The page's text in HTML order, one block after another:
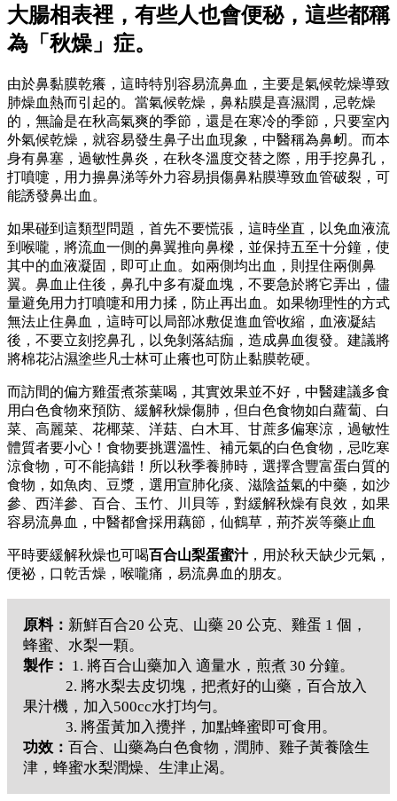
大腸相表裡，有些人也會便秘，這些都稱
為「秋燥」症。
由於鼻黏膜乾癢，這時特別容易流鼻血，主要是氣候乾燥導致
肺燥血熱而引起的。當氣候乾燥，鼻粘膜是喜濕潤，忌乾燥
的，無論是在秋高氣爽的季節，還是在寒冷的季節，只要室內
外氣候乾燥，就容易發生鼻子出血現象，中醫稱為鼻衂。而本
身有鼻塞，過敏性鼻炎，在秋冬溫度交替之際，用手挖鼻孔，
打噴嚏，用力擤鼻涕等外力容易損傷鼻粘膜導致血管破裂，可
能誘發鼻出血。
如果碰到這類型問題，首先不要慌張，這時坐直，以免血液流
到喉嚨，將流血一側的鼻翼推向鼻樑，並保持五至十分鐘，使
其中的血液凝固，即可止血。如兩側均出血，則捏住兩側鼻
翼。鼻血止住後，鼻孔中多有凝血塊，不要急於將它弄出，儘
量避免用力打噴嚏和用力揉，防止再出血。如果物理性的方式
無法止住鼻血，這時可以局部冰敷促進血管收縮，血液凝結
後，不要立刻挖鼻孔，以免剝落結痂，造成鼻血復發。建議將
將棉花沾濕塗些凡士林可止癢也可防止黏膜乾硬。
而訪間的偏方雞蛋煮茶葉喝，其實效果並不好，中醫建議多食
用白色食物來預防、緩解秋燥傷肺，但白色食物如白蘿蔔、白
菜、高麗菜、花椰菜、洋菇、白木耳、甘蔗多偏寒涼，過敏性
體質者要小心！食物要挑選溫性、補元氣的白色食物，忌吃寒
涼食物，可不能搞錯！所以秋季養肺時，選擇含豐富蛋白質的
食物，如魚肉、豆漿，選用宣肺化痰、滋陰益氣的中藥，如沙
參、西洋參、百合、玉竹、川貝等，對緩解秋燥有良效，如果
容易流鼻血，中醫都會採用藕節，仙鶴草，荊芥炭等藥止血
平時要緩解秋燥也可喝百合山梨蛋蜜汁，用於秋天缺少元氣，
便祕，口乾舌燥，喉嚨痛，易流鼻血的朋友。
原料： 新鮮百合20 公克、山藥 20 公克、雞蛋 1 個，
蜂蜜、水梨一顆。
製作： 1. 將百合山藥加入 適量水，煎煮 30 分鐘。
2. 將水梨去皮切塊，把煮好的山藥，百合放入
果汁機，加入500cc水打均勻。
3. 將蛋黃加入攪拌，加點蜂蜜即可食用。
功效： 百合、山藥為白色食物，潤肺、雞子黃養陰生
津，蜂蜜水梨潤燥、生津止渴。